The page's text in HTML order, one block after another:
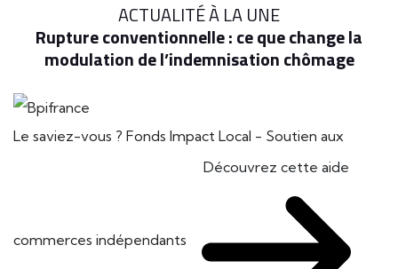
ACTUALITÉ À LA UNE
Rupture conventionnelle : ce que change la
modulation de l’indemnisation chômage
Le saviez-vous ? Fonds Impact Local - Soutien aux
commerces indépendants
Découvrez cette aide